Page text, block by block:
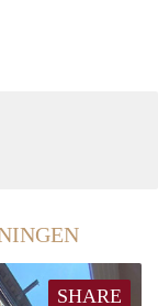
SHARE